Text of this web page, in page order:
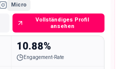
Micro
Vollständiges Profil
ansehen
10.88%
Engagement-Rate